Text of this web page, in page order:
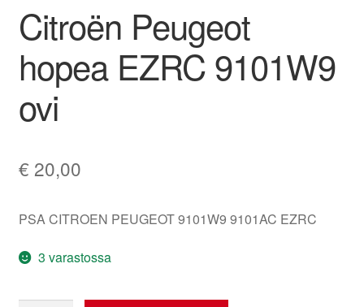
Tilini
Valitukset
Citroën Peugeot
hopea EZRC 9101W9
ovi
€ 20,00
PSA CITROEN PEUGEOT 9101W9 9101AC EZRC
3 varastossa